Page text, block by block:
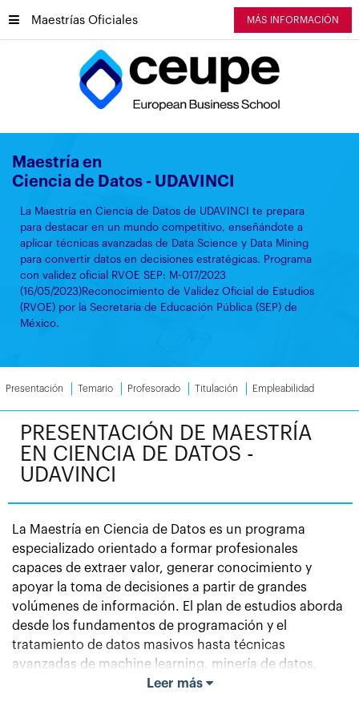
Maestrías Oficiales MÁS INFORMACIÓN
Maestría en
Ciencia de Datos - UDAVINCI
La Maestría en Ciencia de Datos de UDAVINCI te prepara
para destacar en un mundo competitivo, enseñándote a
aplicar técnicas avanzadas de Data Science y Data Mining
para convertir datos en decisiones estratégicas. Programa
con validez oficial RVOE SEP: M-017/2023
(16/05/2023)Reconocimiento de Validez Oficial de Estudios
(RVOE) por la Secretaría de Educación Pública (SEP) de
México.
Presentación Temario Profesorado Titulación Empleabilidad
PRESENTACIÓN DE MAESTRÍA
EN CIENCIA DE DATOS -
UDAVINCI
La Maestría en Ciencia de Datos es un programa
especializado orientado a formar profesionales
capaces de extraer valor, generar conocimiento y
apoyar la toma de decisiones a partir de grandes
volúmenes de información. El plan de estudios aborda
desde los fundamentos de programación y el
tratamiento de datos masivos hasta técnicas
avanzadas de machine learning, minería de datos,
visualización y protección de datos. El enfoque integra
Leer más